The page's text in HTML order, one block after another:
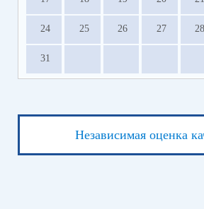
24 25 26 27 28
31
Независимая оценка